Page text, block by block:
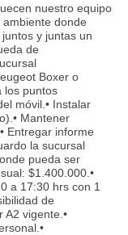
nuestro equipo
donde
y juntas un
de
Boxer o
los puntos
móvil.• Instalar
Mantener
Entregar informe
la sucursal
pueda ser
$1.400.000.•
a 17:30 hrs con 1
de
A2 vigente.•